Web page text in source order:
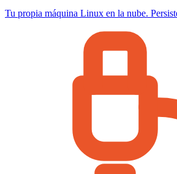
Tu propia máquina Linux en la nube.